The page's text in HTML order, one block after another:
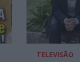
TELEVISÃO